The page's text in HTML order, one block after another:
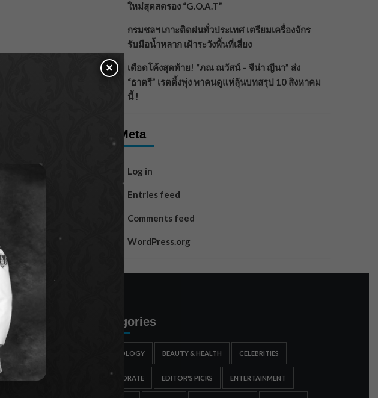
ใหม่สุดสตรอง “G.O.A.T”
กรมชลฯ เกาะติดฝนทั่วประเทศ เตรียมเครื่องจักร
รับมือน้ำหลาก เฝ้าระวังพื้นที่เสี่ยง
เดือดโค้งสุดท้าย! “ภณ ณวัสน์ – จีน่า ญีนา” ส่ง
“ธาตรี” เรตติ้งพุ่ง พาคนดูแห่ลุ้นบทสรุป 10 สิงหาคม
นี้ !
Meta
Log in
Entries feed
Comments feed
WordPress.org
าโครงการประตู
Categories
ASTROLOGY BEAUTY & HEALTH CELEBRITIES
CORPORATE EDITOR'S PICKS ENTERTAINMENT
×